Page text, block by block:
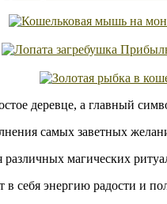
деревце, а главный
самых заветных
магических
в себя энергию радости и